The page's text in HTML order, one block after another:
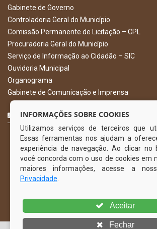
Gabinete de Governo
Controladoria Geral do Município
Comissão Permanente de Licitação – CPL
Procuradoria Geral do Município
Serviço de Informação ao Cidadão – SIC
Ouvidoria Municipal
Organograma
Gabinete de Comunicação e Imprensa
CURTA NOSSA FAN PAGE
INFORMAÇÕES SOBRE COOKIES
Utilizamos serviços de terceiros que
Essas ferramentas nos ajudam a
experiência de navegação. Ao clicar no
você concorda com o uso de cookies em
maiores informações, acesse a
Privacidade
Aceitar
Fechar